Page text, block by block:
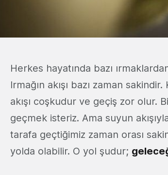
Herkes hayatında bazı
Irmağın akışı bazı zaman
akışı coşkudur ve geçiş zor olur.
geçmek isteriz. Ama suyun
tarafa geçtiğimiz zaman orası
yolda olabilir. O yol şudur;